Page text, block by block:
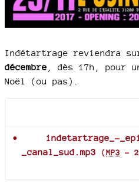
Indétartrage reviendra
décembre , dès 17h, pour
Noël (ou pas).
indetartrage_-
_canal_sud.mp3
(MP3 -